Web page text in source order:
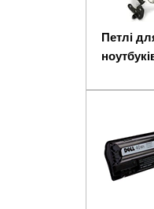
Петлі